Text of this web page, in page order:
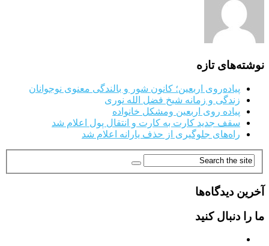
نوشته‌های تازه
پیاده‌روی اربعین؛ کانون شور و بالندگی معنوی نوجوانان
زندگی و زمانه شیخ فضل الله نوری
پیاده روی اربعین ومشکل خانواده
سقف جدید کارت به کارت و انتقال پول اعلام شد
راه‌های جلوگیری از حذف یارانه اعلام شد
آخرین دیدگاه‌ها
ما را دنبال کنید